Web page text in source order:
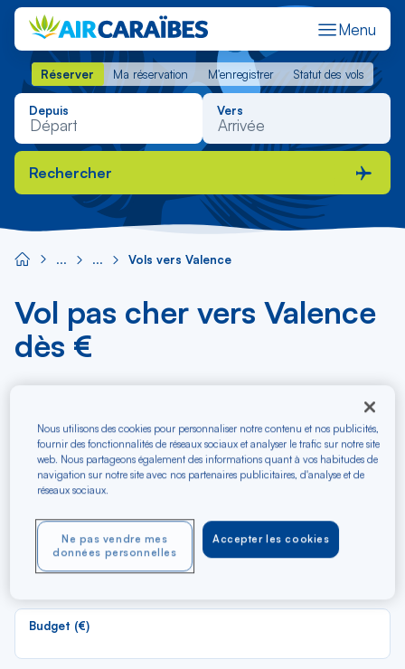
Menu
Réserver Ma réservation M'enregistrer Statut des vols
Réserver Ma réservation M'enregistrer Statut des vols
Depuis Vers
Rechercher
Vols vers Valence
Vol pas cher vers Valence
dès €
vols en A/R vers Valence
Depuis
Vers
Pour aller vers
Budget (€)
Nous utilisons des cookies pour personnaliser notre contenu et nos publicités,
fournir des fonctionnalités de réseaux sociaux et analyser le trafic sur notre site
web. Nous partageons également des informations quant à vos habitudes de
navigation sur notre site avec nos partenaires publicitaires, d'analyse et de
réseaux sociaux.
Accepter les cookies
Ne pas vendre mes
données personnelles